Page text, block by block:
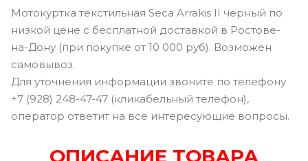
Мотокуртка текстильная Seca Arrakis II черный по
низкой цене с бесплатной доставкой в Ростове-
на-Дону (при покупке от 10 000 руб). Возможен
самовывоз.
Для уточнения информации звоните по телефону
+7 (928) 248-47-47 (кликабельный телефон),
оператор ответит на все интересующие вопросы.
ОПИСАНИЕ ТОВАРА